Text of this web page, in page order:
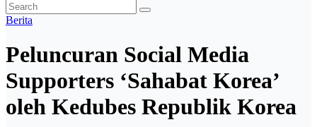
Berita
Peluncuran Social Media
Supporters ‘Sahabat Korea’
oleh Kedubes Republik Korea